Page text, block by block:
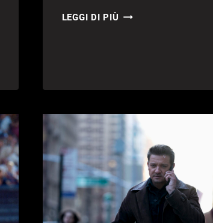
LEGGI DI PIÙ GOLDEN
VINCITORI